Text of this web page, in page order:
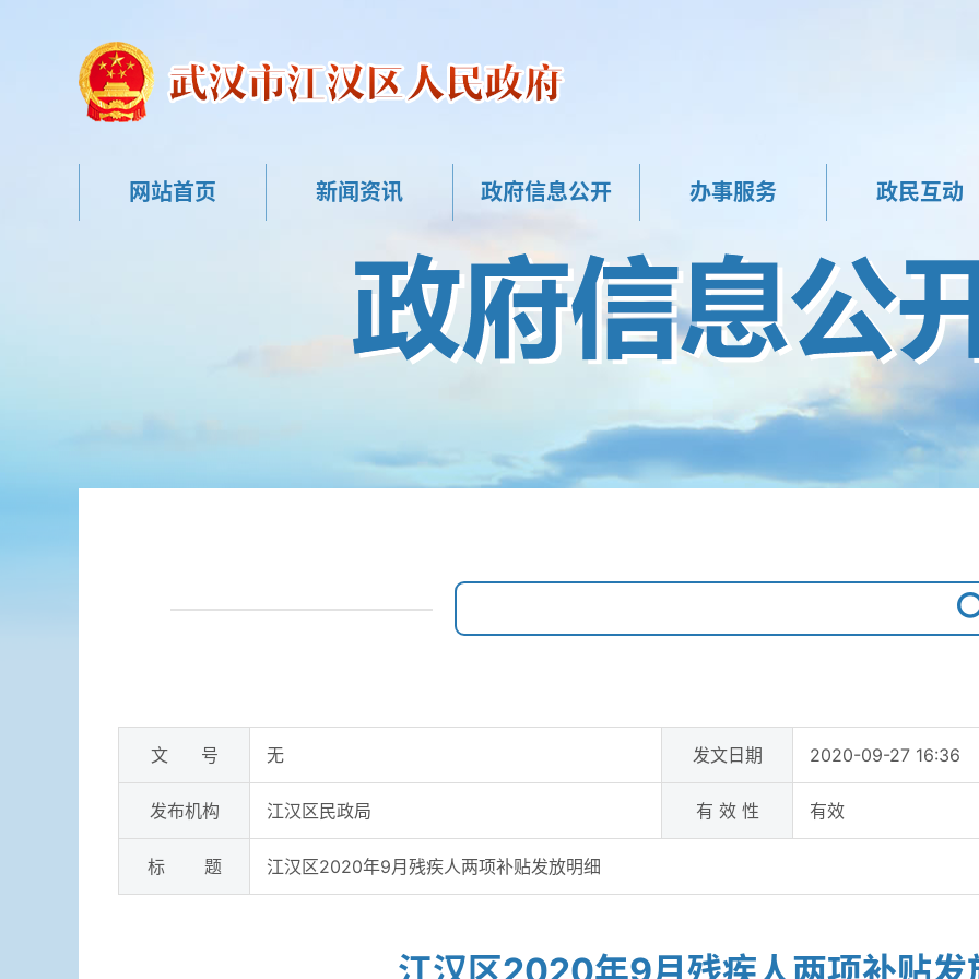
网站首页 新闻资讯 政府信息公开 办事服务 政民互动
文 号 无 发文日期 2020-09-27 16:36
发布机构 江汉区民政局 有 效 性 有效
标 题 江汉区2020年9月残疾人两项补贴发放明细